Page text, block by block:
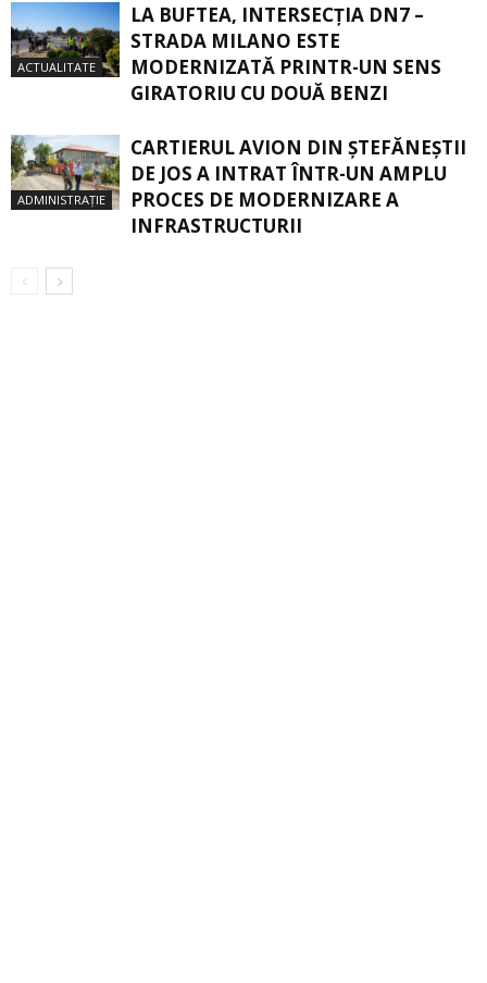
ACTUALITATE
LA BUFTEA, INTERSECŢIA DN7 –
STRADA MILANO ESTE
MODERNIZATĂ PRINTR-UN SENS
GIRATORIU CU DOUĂ BENZI
ADMINISTRAȚIE
CARTIERUL AVION DIN ŞTEFĂNEŞTII
DE JOS A INTRAT ÎNTR-UN AMPLU
PROCES DE MODERNIZARE A
INFRASTRUCTURII